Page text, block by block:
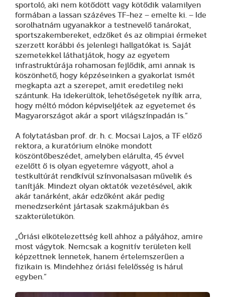
sportoló, aki nem kötődött vagy kötődik valamilyen
formában a lassan százéves TF-hez – emelte ki. – Ide
sorolhatnám ugyanakkor a testnevelő tanárokat,
sportszakembereket, edzőket és az olimpiai érmeket
szerzett korábbi és jelenlegi hallgatókat is. Saját
szemetekkel láthatjátok, hogy az egyetem
infrastruktúrája rohamosan fejlődik, ami annak is
köszönhető, hogy képzéseinken a gyakorlat ismét
megkapta azt a szerepet, amit eredetileg neki
szántunk. Ha idekerültök, lehetőségetek nyílik arra,
hogy méltó módon képviseljétek az egyetemet és
Magyarországot akár a sport világszínpadán is.”
A folytatásban prof. dr. h. c. Mocsai Lajos, a TF előző
rektora, a kuratórium elnöke mondott
köszöntőbeszédet, amelyben elárulta, 45 évvel
ezelőtt ő is olyan egyetemre vágyott, ahol a
testkultúrát rendkívül színvonalsasan művelik és
tanítják. Mindezt olyan oktatók vezetésével, akik
akár tanárként, akár edzőként akár pedig
menedzserként jártasak szakmájukban és
szakterületükön.
„Óriási elkötelezettség kell ahhoz a pályához, amire
most vágytok. Nemcsak a kognitív területen kell
képzettnek lennetek, hanem értelemszerűen a
fizikain is. Mindehhez óriási felelősség is hárul
egyben.”